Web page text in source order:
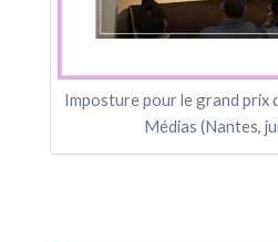
Imposture pour le grand prix
Médias (Nantes,